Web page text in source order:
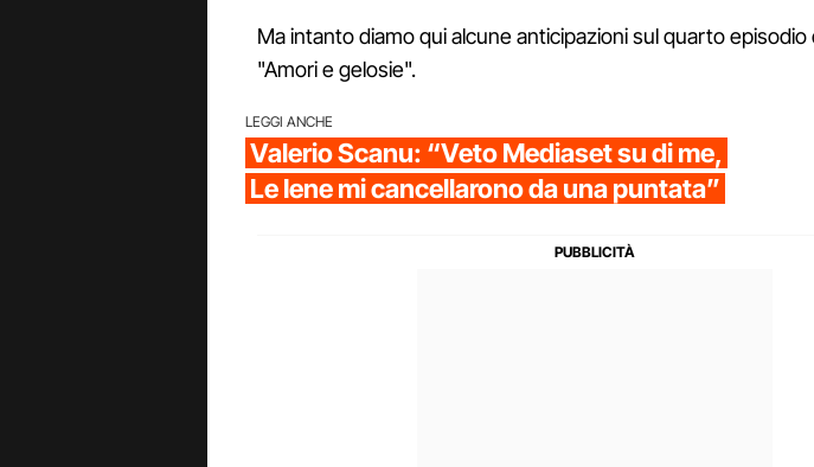
Ma intanto diamo qui alcune anticipazioni sul quarto episodio
"Amori e gelosie".
LEGGI ANCHE
Valerio Scanu: “Veto Mediaset su di me,
Le Iene mi cancellarono da una puntata”